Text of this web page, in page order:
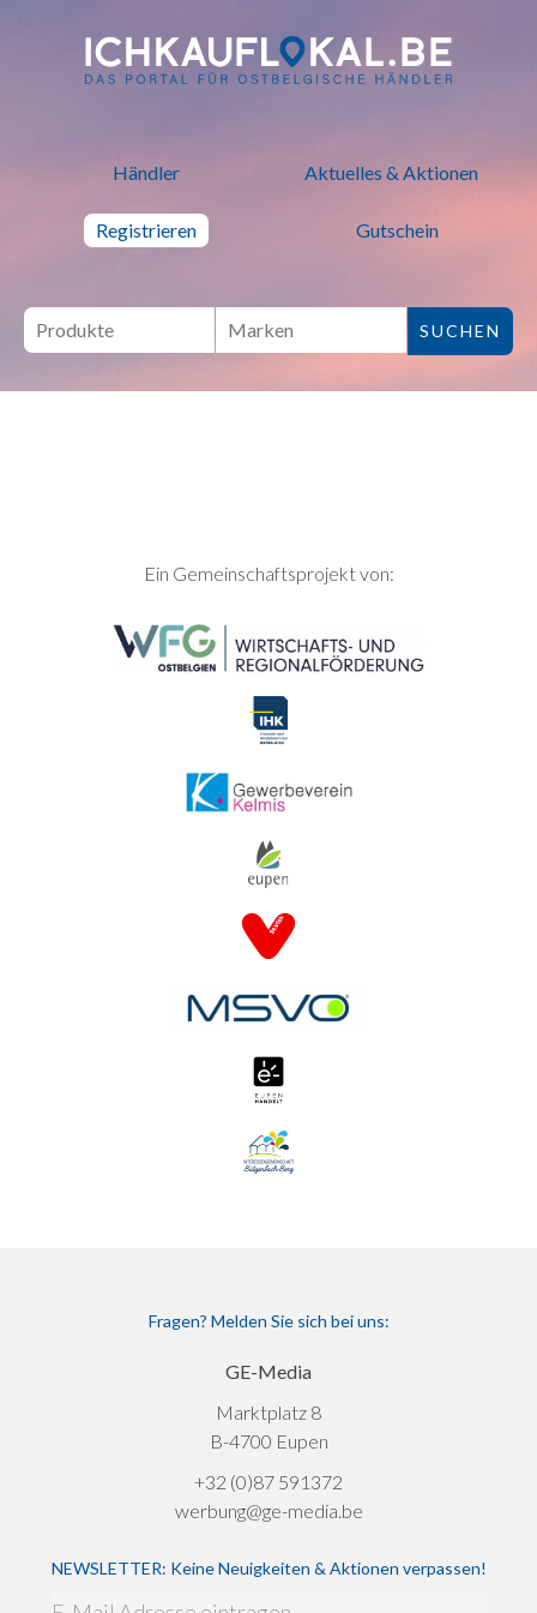
ich kauf lokal - Bei lokalen
Händler Aktuelles & Aktionen
Registrieren Gutschein
SEITENFUSSEin Gemeinschaftsprojekt von:
Fragen? Melden Sie sich bei uns:
GE-Media
Marktplatz 8
B-4700 Eupen
+32 (0)87 591372
werbung@ge-media.be
NEWSLETTER: Keine Neuigkeiten & Aktionen verpassen!